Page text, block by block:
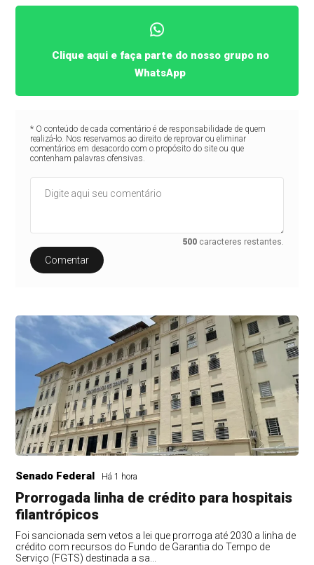
Clique aqui e faça parte do nosso grupo no
WhatsApp
* O conteúdo de cada comentário é de responsabilidade de quem
realizá-lo. Nos reservamos ao direito de reprovar ou eliminar
comentários em desacordo com o propósito do site ou que
contenham palavras ofensivas.
500 caracteres restantes.
Comentar
Senado Federal Há 1 hora
Prorrogada linha de crédito para hospitais
filantrópicos
Foi sancionada sem vetos a lei que prorroga até 2030 a linha de
crédito com recursos do Fundo de Garantia do Tempo de
Serviço (FGTS) destinada a sa...